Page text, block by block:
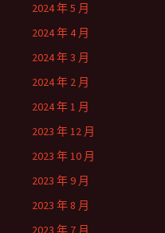
2024 年 5 月
2024 年 4 月
2024 年 3 月
2024 年 2 月
2024 年 1 月
2023 年 12 月
2023 年 10 月
2023 年 9 月
2023 年 8 月
2023 年 7 月